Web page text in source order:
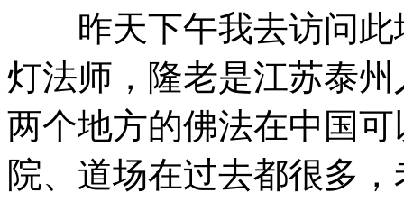
昨天下午我去访问此
灯法师，隆老是江苏泰
两个地方的佛法在中国
院、道场在过去都很多